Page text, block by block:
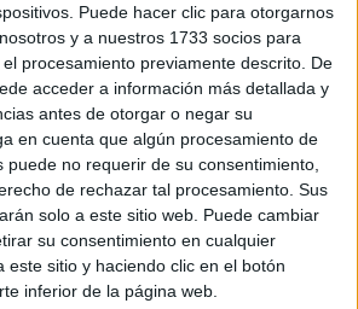
Puede hacer clic para otorgarnos
y a nuestros 1733 socios para
procesamiento previamente descrito. De
acceder a información más detallada y
antes de otorgar o negar su
en cuenta que algún procesamiento de
puede no requerir de su consentimiento,
de rechazar tal procesamiento. Sus
solo a este sitio web. Puede cambiar
su consentimiento en cualquier
este sitio y haciendo clic en el botón
inferior de la página web.
Carlos Belmonte
Balompié, el‘Carlos Belmonte’
total de 16.998 espectadoresy fue
.
de su oficialización, desde la
venía jugando en este campo, que
y solo contaba con gradas de